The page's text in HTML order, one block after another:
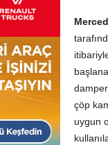
çöp
uygun